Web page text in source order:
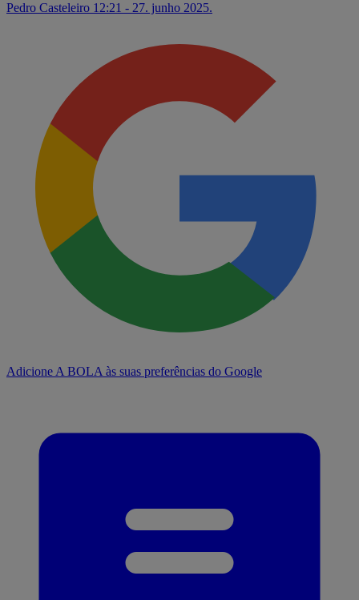
Pedro Casteleiro 12:21 - 27. junho 2025.
Adicione A BOLA às suas preferências do Google